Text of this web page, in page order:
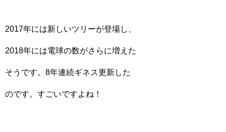
2017年には新しいツリーが登場し、
2018年には電球の数がさらに増えた
そうです。8年連続ギネス更新した
のです。すごいですよね！